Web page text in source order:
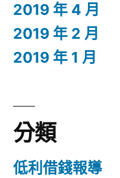
2019 年 4 月
2019 年 2 月
2019 年 1 月
分類
低利借錢報導